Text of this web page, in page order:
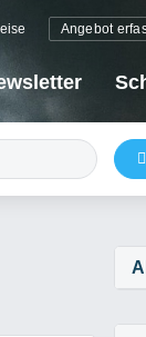
Angebot